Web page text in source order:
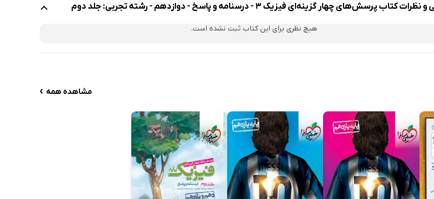
کتاب پرسش‌های چهار گزینه‌ای فیزیک 3 - درسنامه و پاسخ - دوازدهم - رشته تجربی: جلد دوم
هیچ نظری برای این کتاب ثبت نشده است.
مشاهده همه ›